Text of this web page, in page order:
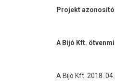
Projekt
A Bijó Kft.
A Bijó Kft. 2018.